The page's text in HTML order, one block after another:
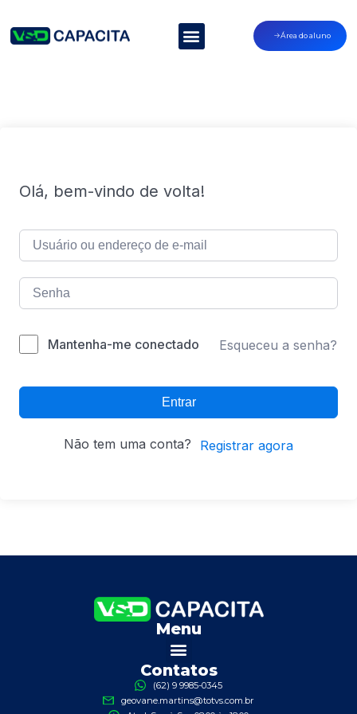
Área do aluno
Olá, bem-vindo de volta!
Mantenha-me conectado Esqueceu a senha?
Entrar
Não tem uma conta? Registrar agora
Menu
Contatos
(62) 9 9985-0345
geovane.martins@totvs.com.br